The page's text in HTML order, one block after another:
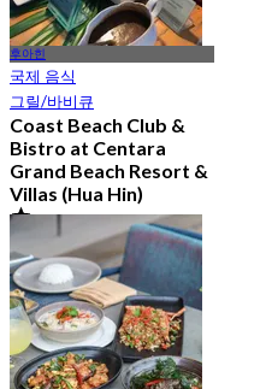
후아힌
국제 음식
그릴/바비큐
Coast Beach Club &
Bistro at Centara
Grand Beach Resort &
Villas (Hua Hin)
4.8
359 예약됨
에서฿ 615